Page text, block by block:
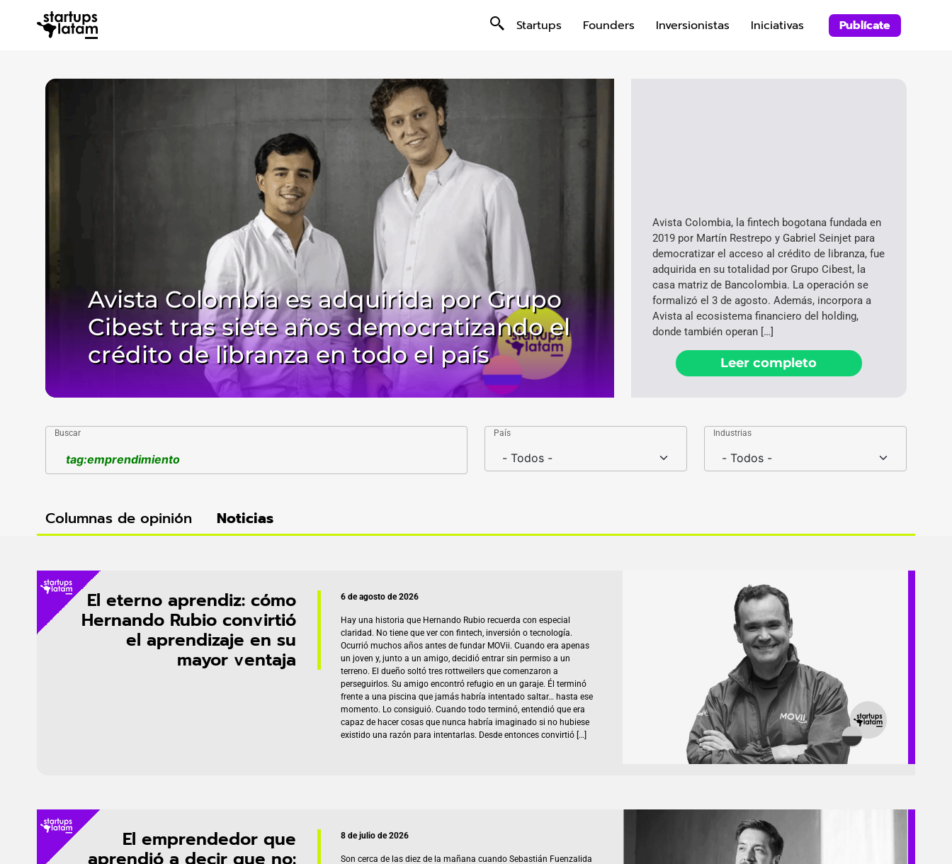
Startups Founders Inversionistas Iniciativas Publícate
Avista Colombia es adquirida por Grupo
Cibest tras siete años democratizando el
crédito de libranza en todo el país
Avista Colombia, la fintech bogotana fundada en
2019 por Martín Restrepo y Gabriel Seinjet para
democratizar el acceso al crédito de libranza, fue
adquirida en su totalidad por Grupo Cibest, la
casa matriz de Bancolombia. La operación se
formalizó el 3 de agosto. Además, incorpora a
Avista al ecosistema financiero del holding,
donde también operan […]
Leer completo
Buscar País Industrias
Columnas de opinión Noticias
El eterno aprendiz: cómo
Hernando Rubio convirtió
el aprendizaje en su
mayor ventaja
6 de agosto de 2026
Hay una historia que Hernando Rubio recuerda con especial
claridad. No tiene que ver con fintech, inversión o tecnología.
Ocurrió muchos años antes de fundar MOVii. Cuando era apenas
un joven y, junto a un amigo, decidió entrar sin permiso a un
terreno. El dueño soltó tres rottweilers que comenzaron a
perseguirlos. Su amigo encontró refugio en un garaje. Él terminó
frente a una piscina que jamás habría intentado saltar… hasta ese
momento. Lo consiguió. Cuando todo terminó, entendió que era
capaz de hacer cosas que nunca habría imaginado si no hubiese
existido una razón para intentarlas. Desde entonces convirtió […]
El emprendedor que
aprendió a decir que no:
8 de julio de 2026
Son cerca de las diez de la mañana cuando Sebastián Fuenzalida